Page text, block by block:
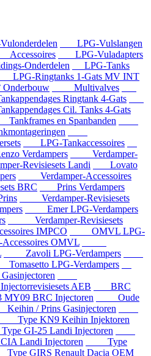
LPG-Vulslangen
LPG-Vuladapters
Onderdelen
LPG-Tanks
Ringtanks 1-Gats MV INT
Multivalves
Ringtank 4-Gats
Cil. Tanks 4-Gats
en Spanbanden
LPG-Tankaccessoires
Verdampers
Verdamper-
Revisiesets Landi
Lovato
Verdamper-Accessoires
BRC
Prins Verdampers
Verdamper-Revisiesets
Emer LPG-Verdampers
Verdamper-Revisiesets
IMPCO
OMVL LPG-
OMVL
Zavoli LPG-Verdampers
LPG-Verdampers
AEB
BRC
BRC Injectoren
Oude
/ Prins Gasinjectoren
Type KN9 Keihin Injektoren
GI-25 Landi Injectoren
Landi Injectoren
Type
GIRS Renault Dacia OEM